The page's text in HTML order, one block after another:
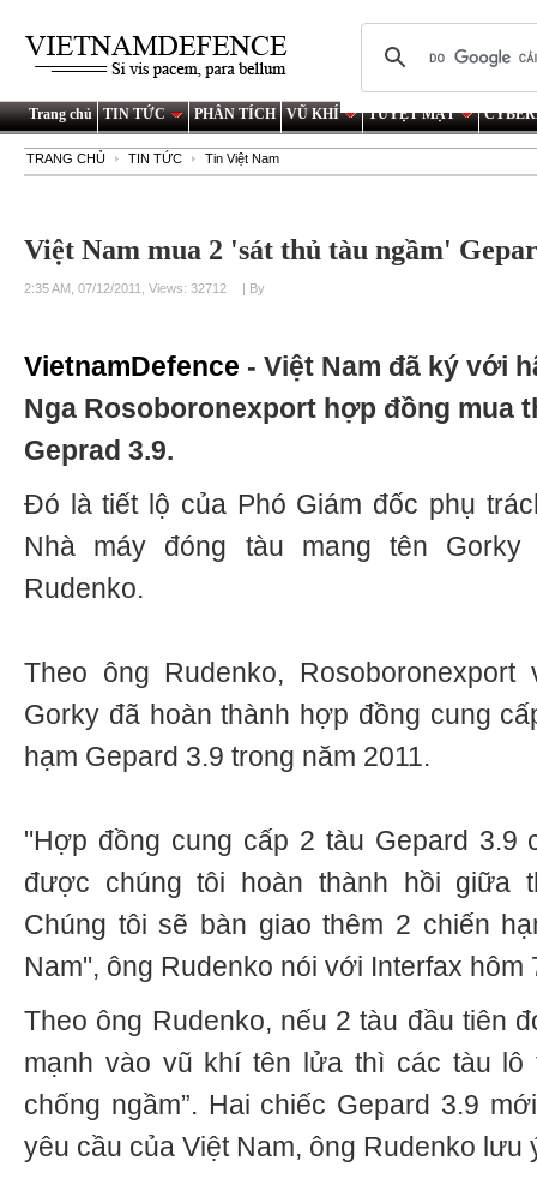
Trang chủ TIN TỨC PHÂN TÍCH VŨ KHÍ TUYỆT MẬT
TRANG CHỦ TIN TỨC Tin Việt Nam
Việt Nam mua 2 'sát thủ tàu ngầm'
2:35 AM, 07/12/2011, Views: 32712 | By
VietnamDefence - Việt Nam đã ký với
Nga Rosoboronexport hợp đồng mua
Geprad 3.9.
Đó là tiết lộ của Phó Giám đốc phụ
Nhà máy đóng tàu mang tên Gorky
Rudenko.
Theo ông Rudenko,
Gorky đã hoàn thành hợp đồng cung
hạm Gepard 3.9 trong năm 2011.
"Hợp đồng cung cấp 2 tàu Gepard 3.9
được chúng tôi hoàn thành hồi giữa
Chúng tôi sẽ bàn giao thêm 2 chiến
Nam", ông Rudenko nói với Interfax hôm
Theo ông Rudenko, nếu 2 tàu đầu tiên
mạnh vào vũ khí tên lửa thì các tàu lô
chống ngầm”. Hai chiếc Gepard 3.9
yêu cầu của Việt Nam, ông Rudenko lưu